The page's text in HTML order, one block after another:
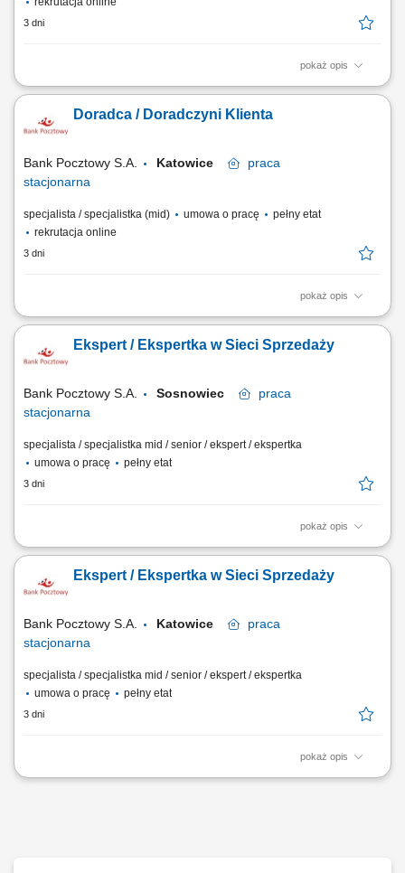
3 dni
pokaż opis
Twój zakres obowiązków diagnozowanie potrzeb i oczekiwań Klientów,
sprzedażowych, kształtowanie pozytywnego wizerunku Banku poprzez
wysoką jakość obsługi, operacyjna obsługa Klientów detalicznych,
Doradca / Doradczyni Klienta
Bank Pocztowy S.A. Katowice
praca
stacjonarna
specjalista / specjalistka (mid) umowa o pracę
pełny etat
rekrutacja online
3 dni
pokaż opis
Twój zakres obowiązków diagnozowanie potrzeb i oczekiwań Klientów,
sprzedażowych, kształtowanie pozytywnego wizerunku Banku poprzez
wysoką jakość obsługi, operacyjna obsługa Klientów detalicznych,
Ekspert / Ekspertka w Sieci Sprzedaży
Bank Pocztowy S.A. Sosnowiec
praca
stacjonarna
specjalista / specjalistka mid / senior / ekspert / ekspertka
umowa o pracę
pełny etat
3 dni
pokaż opis
Twój zakres obowiązków Diagnozowanie potrzeb i oczekiwań Klientów;
relacji; Realizacja celów sprzedażowych; Kształtowanie pozytywnego
wizerunku Banku poprzez wysoką jakość obsługi; Operacyjna obsługa
Ekspert / Ekspertka w Sieci Sprzedaży
Bank Pocztowy S.A. Katowice
praca
stacjonarna
specjalista / specjalistka mid / senior / ekspert / ekspertka
umowa o pracę
pełny etat
3 dni
pokaż opis
Twój zakres obowiązków Diagnozowanie potrzeb i oczekiwań Klientów;